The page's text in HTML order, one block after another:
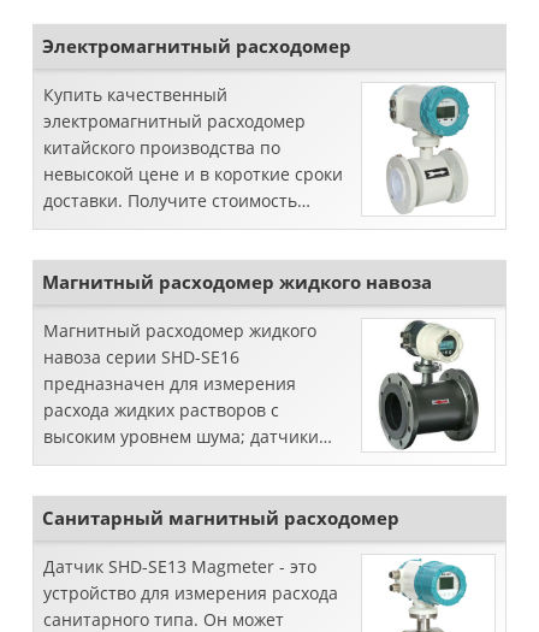
Электромагнитный расходомер
Купить качественный
электромагнитный расходомер
китайского производства по
невысокой цене и в короткие сроки
доставки. Получите стоимость
измерителя Mag прямо сейчас в
Магнитный расходомер жидкого навоза
Магнитный расходомер жидкого
навоза серии SHD-SE16
предназначен для измерения
расхода жидких растворов с
высоким уровнем шума; датчики
потока для шлама, шламов и
Санитарный магнитный расходомер
Датчик SHD-SE13 Magmeter - это
устройство для измерения расхода
санитарного типа. Он может